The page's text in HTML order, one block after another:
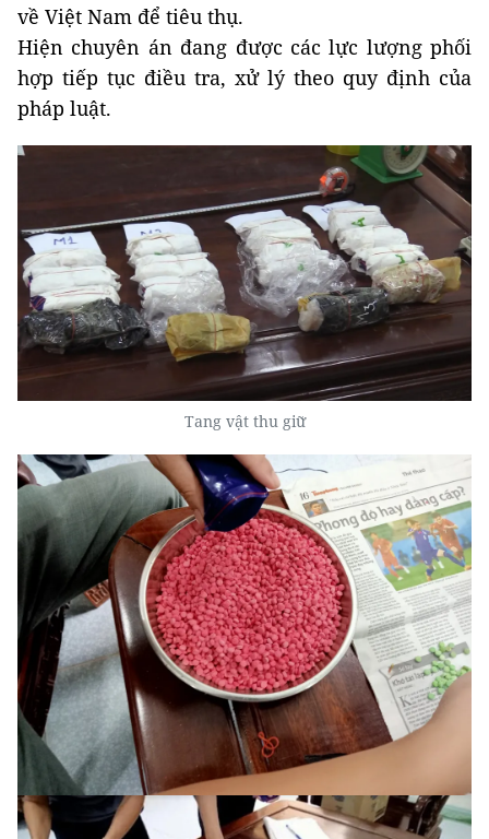
về Việt Nam để tiêu thụ.
Hiện chuyên án đang được các lực lượng phối
hợp tiếp tục điều tra, xử lý theo quy định của
pháp luật.
Tang vật thu giữ